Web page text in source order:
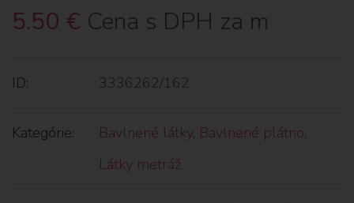
5.50 € Cena s DPH za m
ID: 3336262/162
Kategórie: Bavlnené látky, Bavlnené plátno,
Látky metráž